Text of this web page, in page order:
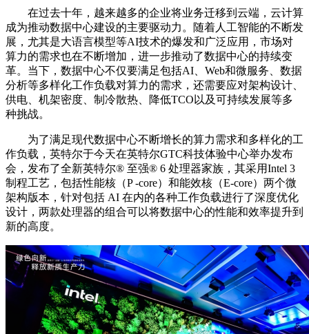
在过去十年，越来越多的企业将业务迁移到云端，云计算
成为推动数据中心建设的主要驱动力。随着人工智能的不断发
展，尤其是大语言模型等AI技术的爆发和广泛应用，市场对
算力的需求也在不断增加，进一步推动了数据中心的持续变
革。当下，数据中心不仅要满足包括AI、Web和微服务、数据
分析等多样化工作负载对算力的需求，还需要应对架构设计、
供电、机架密度、制冷散热、降低TCO以及可持续发展等多
种挑战。
为了满足现代数据中心不断增长的算力需求和多样化的工
作负载，英特尔于今天在英特尔GTC科技体验中心举办发布
会，发布了全新英特尔®️ 至强®️ 6 处理器家族，其采用Intel 3
制程工艺，包括性能核（P -core）和能效核（E-core）两个微
架构版本，针对包括 AI 在内的各种工作负载进行了深度优化
设计，两款处理器的组合可以将数据中心的性能和效率提升到
新的高度。